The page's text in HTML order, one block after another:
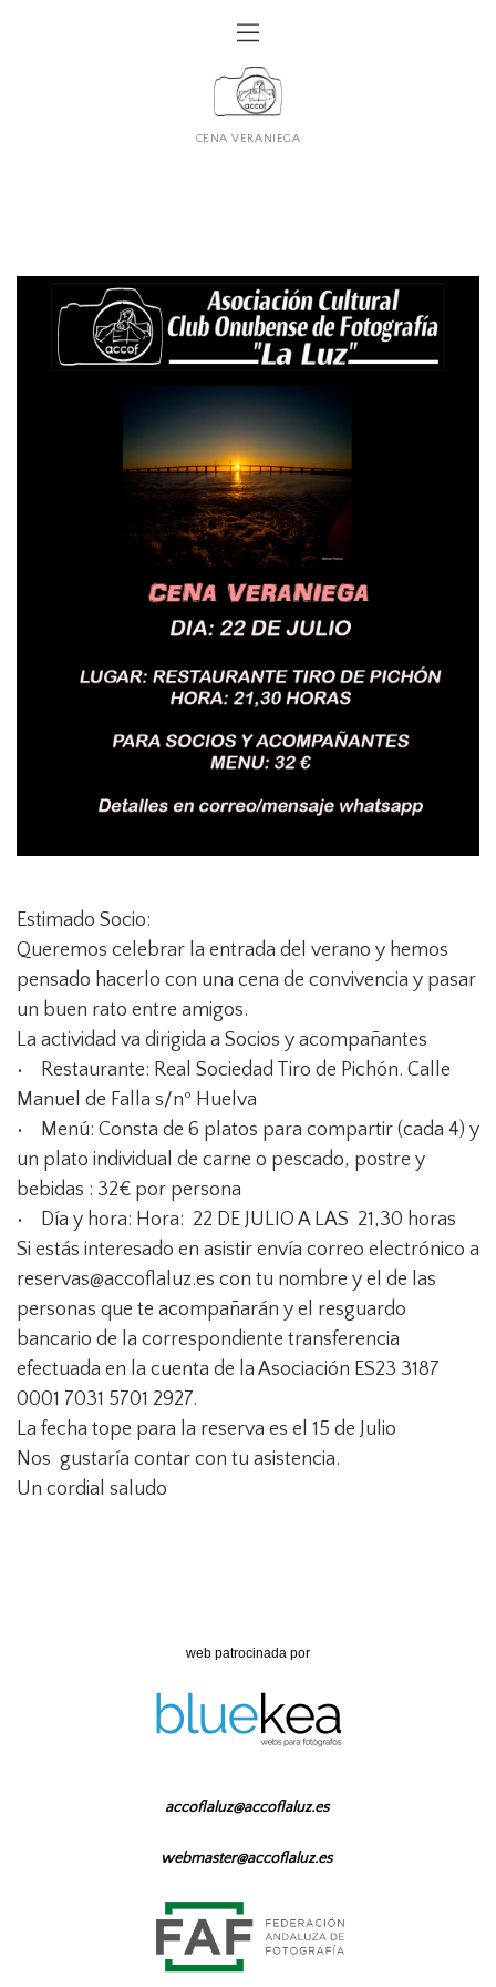
CENA VERANIEGA
Estimado Socio:
Queremos celebrar la entrada del verano y hemos
pensado hacerlo con una cena de convivencia y pasar
un buen rato entre amigos.
La actividad va dirigida a Socios y acompañantes
• Restaurante: Real Sociedad Tiro de Pichón. Calle
Manuel de Falla s/nº Huelva
• Menú: Consta de 6 platos para compartir (cada 4) y
un plato individual de carne o pescado, postre y
bebidas : 32€ por persona
• Día y hora: Hora: 22 DE JULIO A LAS 21,30 horas
Si estás interesado en asistir envía correo electrónico a
reservas@accoflaluz.es con tu nombre y el de las
personas que te acompañarán y el resguardo
bancario de la correspondiente transferencia
efectuada en la cuenta de la Asociación ES23 3187
0001 7031 5701 2927.
La fecha tope para la reserva es el 15 de Julio
Nos gustaría contar con tu asistencia.
Un cordial saludo
web patrocinada por
accoflaluz@accoflaluz.es
webmaster@accoflaluz.es